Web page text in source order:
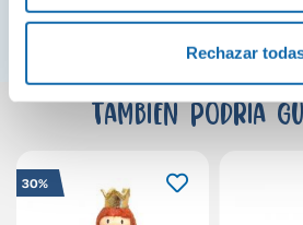
Rechazar
También podría
30%